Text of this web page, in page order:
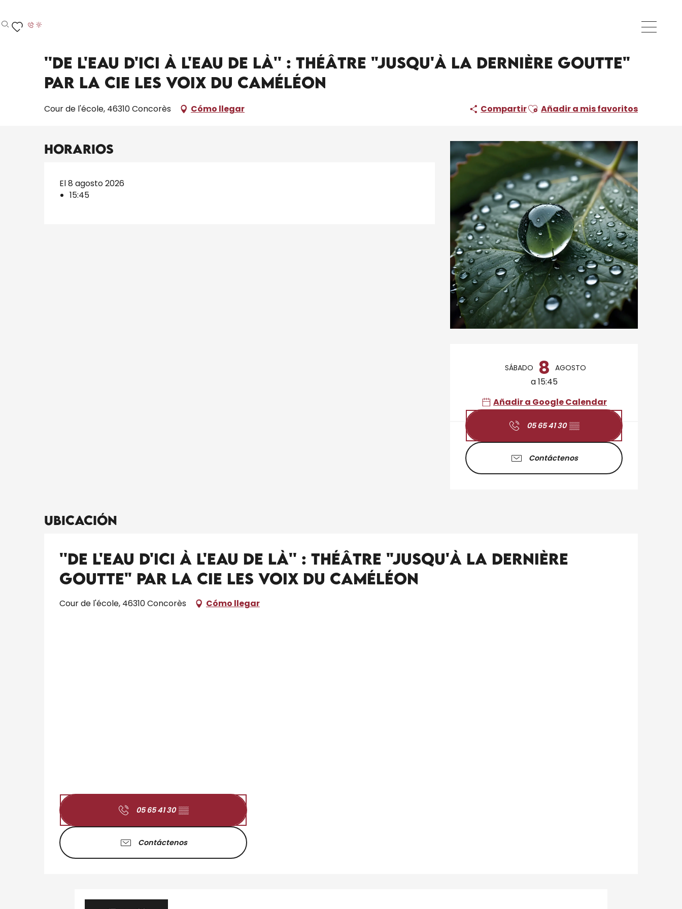
au
contenu
Buscar
''De l'eau d'ici à l'eau de là'' : théâtre "Jusqu'à la dernière goutte"
par la Cie Les voix du caméléon
Cour de l'école, 46310 Concorès Cómo llegar CompartirAjouter aux favoris
Añadir a mis favoritos
Horarios y datos de
SÁBADO 8 AGOSTO
a 15:45
Añadir a Google Calendar
05 65 41 30 ▒▒
Contáctenos
Horarios
El 8 agosto 2026
15:45
Ubicación
''De l'eau d'ici à l'eau de là'' : théâtre "Jusqu'à la dernière
goutte" par la Cie Les voix du caméléon
Cour de l'école, 46310 Concorès Cómo llegar
05 65 41 30 ▒▒
Contáctenos